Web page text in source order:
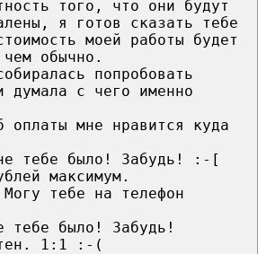
того, что они будут
я готов сказать тебе
моей работы будет
обычно.
попробовать
думала с чего именно
оплаты мне нравится куда
тебе было! Забудь! :-[
максимум.
тебе на телефон
было! Забудь!
1:1 :-(